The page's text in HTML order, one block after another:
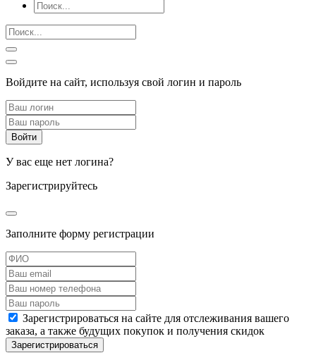
Войдите на сайт, используя свой логин и пароль
У вас еще нет логина?
Зарегистрируйтесь
Заполните форму регистрации
Зарегистрироваться на сайте для отслеживания вашего
заказа, а также будущих покупок и получения скидок